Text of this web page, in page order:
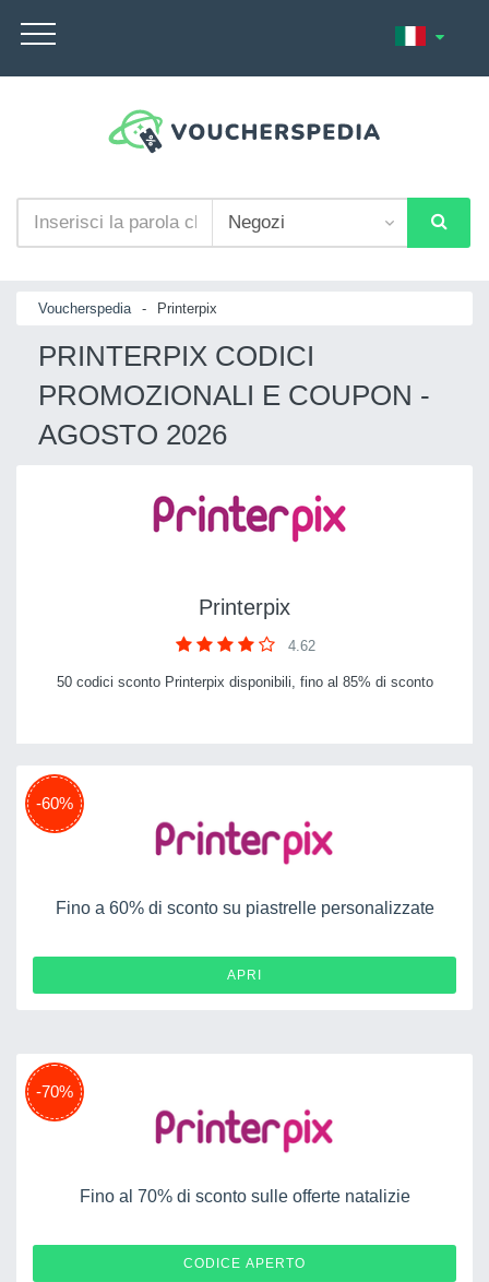
Voucherspedia - Printerpix
PRINTERPIX CODICI
PROMOZIONALI E COUPON -
AGOSTO 2026
Printerpix
4.62
50 codici sconto Printerpix disponibili, fino al 85% di sconto
-60%
Fino a 60% di sconto su piastrelle personalizzate
APRI
-70%
Fino al 70% di sconto sulle offerte natalizie
CODICE APERTO